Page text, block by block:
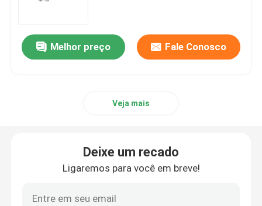
Melhor preço Fale Conosco
Veja mais
Deixe um recado
Ligaremos para você em breve!